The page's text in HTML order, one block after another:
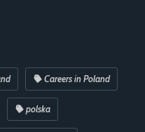
Careers in Poland
polska